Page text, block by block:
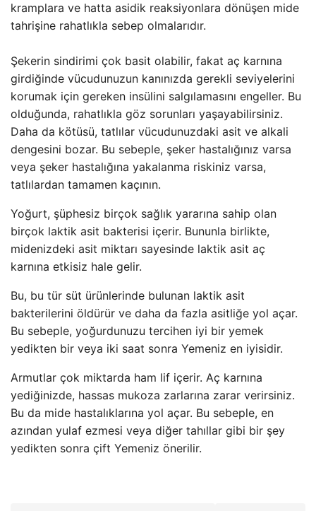
kramplara ve hatta asidik reaksiyonlara dönüşen mide
tahrişine rahatlıkla sebep olmalarıdır.
Şekerin sindirimi çok basit olabilir, fakat aç karnına
girdiğinde vücudunuzun kanınızda gerekli seviyelerini
korumak için gereken insülini salgılamasını engeller. Bu
olduğunda, rahatlıkla göz sorunları yaşayabilirsiniz.
Daha da kötüsü, tatlılar vücudunuzdaki asit ve alkali
dengesini bozar. Bu sebeple, şeker hastalığınız varsa
veya şeker hastalığına yakalanma riskiniz varsa,
tatlılardan tamamen kaçının.
Yoğurt, şüphesiz birçok sağlık yararına sahip olan
birçok laktik asit bakterisi içerir. Bununla birlikte,
midenizdeki asit miktarı sayesinde laktik asit aç
karnına etkisiz hale gelir.
Bu, bu tür süt ürünlerinde bulunan laktik asit
bakterilerini öldürür ve daha da fazla asitliğe yol açar.
Bu sebeple, yoğurdunuzu tercihen iyi bir yemek
yedikten bir veya iki saat sonra Yemeniz en iyisidir.
Armutlar çok miktarda ham lif içerir. Aç karnına
yediğinizde, hassas mukoza zarlarına zarar verirsiniz.
Bu da mide hastalıklarına yol açar. Bu sebeple, en
azından yulaf ezmesi veya diğer tahıllar gibi bir şey
yedikten sonra çift Yemeniz önerilir.